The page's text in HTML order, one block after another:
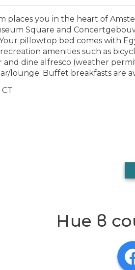
places you in the heart of
Square and
pillowtop bed comes with
amenities such as
and dine alfresco (weather
lounge. Buffet breakfasts are
Ние в